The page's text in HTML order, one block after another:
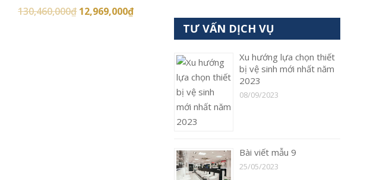
130,460,000₫ 12,969,000₫
TƯ VẤN DỊCH VỤ
Xu hướng lựa chọn thiết
bị vệ sinh mới nhất năm
2023
08/09/2023
Bài viết mẫu 9
25/05/2023